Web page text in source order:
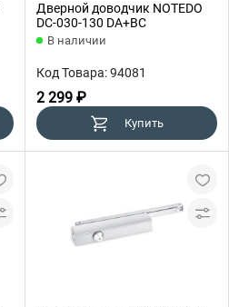
Дверной доводчик NOTEDO
DC-030-130 DA+BC
В наличии
Код Товара: 94081
2 299 ₽
Купить